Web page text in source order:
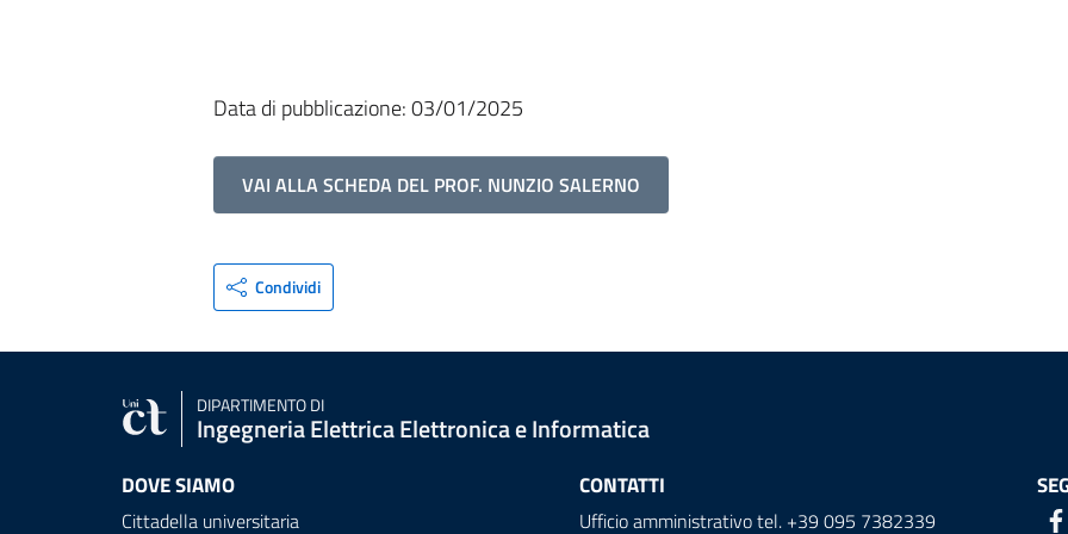
Data di pubblicazione: 03/01/2025
VAI ALLA SCHEDA DEL PROF. NUNZIO SALERNO
Condividi
DIPARTIMENTO DI
Ingegneria Elettrica Elettronica e Informatica
DOVE SIAMO
Cittadella universitaria
CONTATTI
Ufficio amministrativo tel. +39 095 7382339